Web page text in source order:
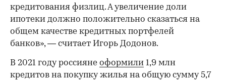
кредитования физлиц. А увеличение доли
ипотеки должно положительно сказаться на
общем качестве кредитных портфелей
банков», — считает Игорь Додонов.
В 2021 году россияне оформили 1,9 млн
кредитов на покупку жилья на общую сумму 5,7